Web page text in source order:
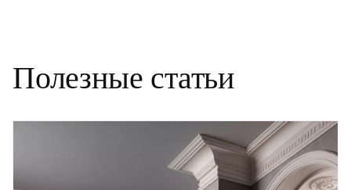
Полезные статьи